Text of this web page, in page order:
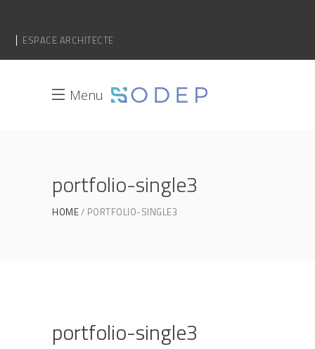
ESPACE ARCHITECTE
Menu
portfolio-single3
HOME PORTFOLIO-SINGLE3
portfolio-single3